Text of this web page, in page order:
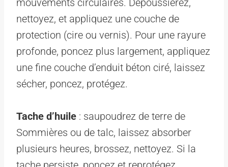
nettoyez, et appliquez une couche de
protection (cire ou vernis). Pour une rayure
profonde, poncez plus largement, appliquez
une fine couche d’enduit béton ciré, laissez
sécher, poncez, protégez.
Tache d’huile : saupoudrez de terre de
Sommières ou de talc, laissez absorber
plusieurs heures, brossez, nettoyez. Si la